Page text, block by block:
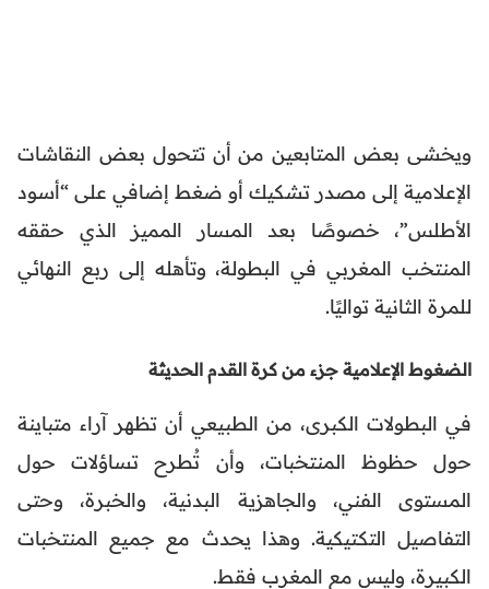
ويخشى بعض المتابعين من أن تتحول بعض النقاشات
الإعلامية إلى مصدر تشكيك أو ضغط إضافي على “أسود
الأطلس”، خصوصًا بعد المسار المميز الذي حققه
المنتخب المغربي في البطولة، وتأهله إلى ربع النهائي
للمرة الثانية تواليًا.
الضغوط الإعلامية جزء من كرة القدم الحديثة
في البطولات الكبرى، من الطبيعي أن تظهر آراء متباينة
حول حظوظ المنتخبات، وأن تُطرح تساؤلات حول
المستوى الفني، والجاهزية البدنية، والخبرة، وحتى
التفاصيل التكتيكية. وهذا يحدث مع جميع المنتخبات
الكبيرة، وليس مع المغرب فقط.